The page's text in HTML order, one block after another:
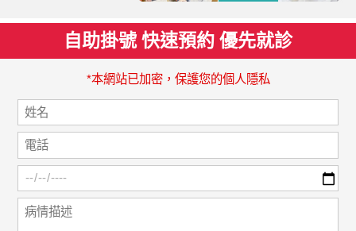
自助掛號 快速預約 優先就診
*本網站已加密，保護您的個人隱私